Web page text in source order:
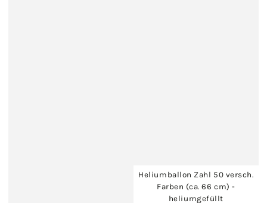
Heliumballon Zahl 50 versch.
Farben (ca. 66 cm) -
heliumgefüllt